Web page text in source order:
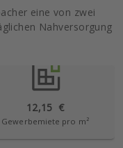
eine von zwei
Nahversorgung
12,15 €
Gewerbemiete pro m²